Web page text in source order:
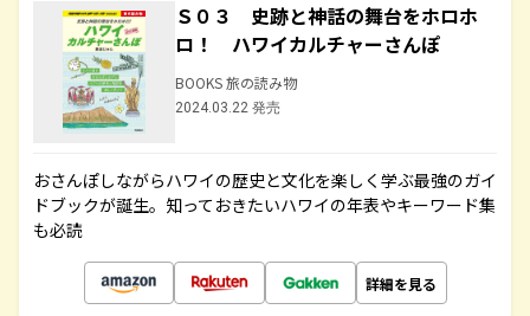
Ｓ０３ 史跡と神話の舞台をホロホ
ロ！ ハワイカルチャーさんぽ
BOOKS 旅の読み物
2024.03.22 発売
おさんぽしながらハワイの歴史と文化を楽しく学ぶ最強のガイ
ドブックが誕生。知っておきたいハワイの年表やキーワード集
も必読
詳細を見る